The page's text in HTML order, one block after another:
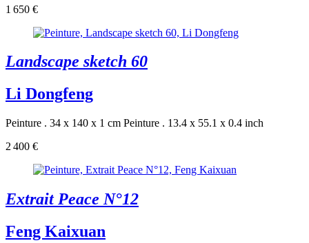
1 650 €
Landscape sketch 60
Li Dongfeng
Peinture . 34 x 140 x 1 cm Peinture . 13.4 x 55.1 x 0.4 inch
2 400 €
Extrait Peace N°12
Feng Kaixuan